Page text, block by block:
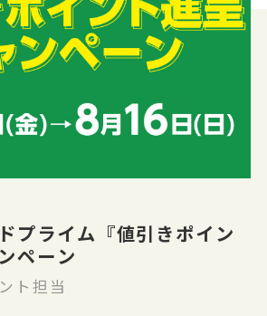
プライム『値引きポイン
ペーン
ト担当